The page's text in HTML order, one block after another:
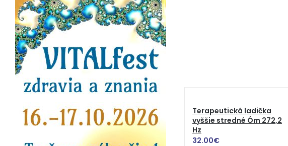
Terapeutická ladička
vyššie stredné Óm 272,2
Hz
32.00€